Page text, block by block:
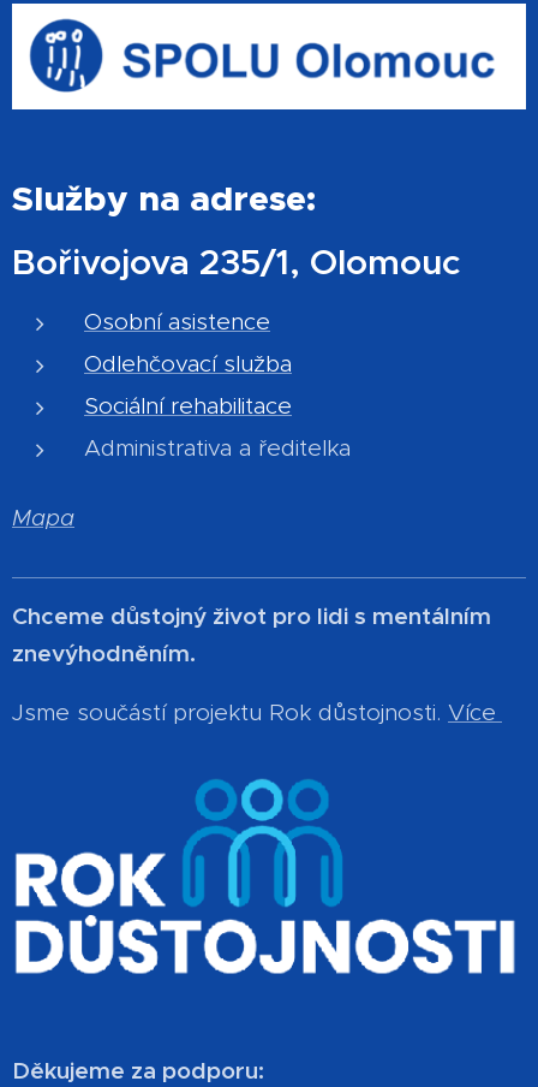
Služby na adrese:
Bořivojova 235/1, Olomouc
Osobní asistence
Odlehčovací služba
Sociální rehabilitace
Administrativa a ředitelka
Mapa
Chceme důstojný život pro lidi s mentálním
znevýhodněním.
Jsme součástí projektu Rok důstojnosti. Více
Děkujeme za podporu: